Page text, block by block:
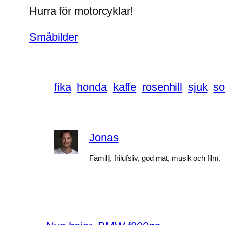
Hurra för motorcyklar!
Småbilder
fika honda kaffe rosenhill sjuk
Jonas
Famillj, frilufsliv, god mat, musik och film.